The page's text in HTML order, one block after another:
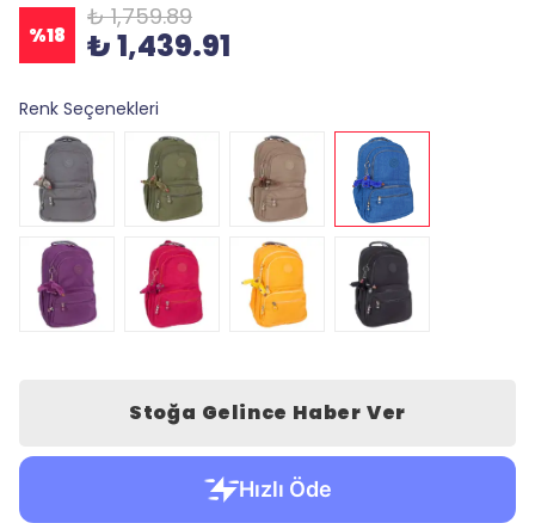
%18
₺ 1,759.89
₺ 1,439.91
Renk Seçenekleri
Stoğa Gelince Haber Ver